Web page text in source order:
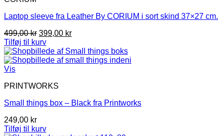
Laptop sleeve fra Leather By CORIUM i sort skind 37×27 cm.
499,00kr Den
oprindelige
pris
var:
399,00 krDen
pris
er:
Tilføj til kurv
Vis
PRINTWORKS
Small things box – Black fra Printworks
249,00 kr
Tilføj til kurv